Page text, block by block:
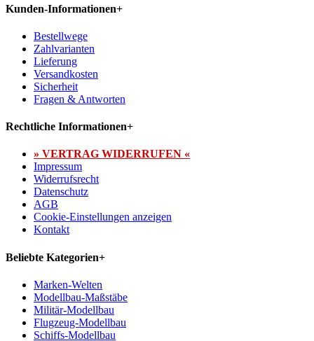
Kunden-Informationen+
Bestellwege
Zahlvarianten
Lieferung
Versandkosten
Sicherheit
Fragen & Antworten
Rechtliche Informationen+
» VERTRAG WIDERRUFEN «
Impressum
Widerrufsrecht
Datenschutz
AGB
Cookie-Einstellungen anzeigen
Kontakt
Beliebte Kategorien+
Marken-Welten
Modellbau-Maßstäbe
Militär-Modellbau
Flugzeug-Modellbau
Schiffs-Modellbau